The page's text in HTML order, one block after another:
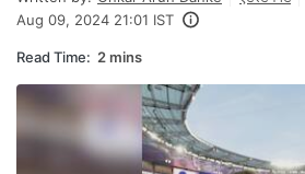
Aug 09, 2024 21:01 IST
Read Time: 2 mins